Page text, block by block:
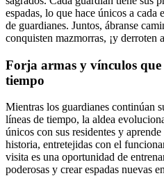
espadas, lo que hace únicos a cada
de guardianes. Juntos, ábranse
conquisten mazmorras, ¡y derroten
Forja armas y vínculos
tiempo
Mientras los guardianes continúan
líneas de tiempo, la aldea
únicos con sus residentes y
historia, entretejidas con el
visita es una oportunidad de
poderosas y crear espadas nuevas